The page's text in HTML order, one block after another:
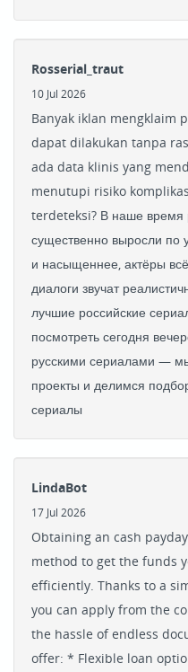
Rosserial_traut
10 Jul 2026
Banyak iklan mengklaim
dapat dilakukan tanpa
ada data klinis yang
menutupi risiko
terdeteksi? В наше время
существенно выросли по
и насыщеннее, актёры
диалоги звучат
лучшие российские
посмотреть сегодня
русскими сериалами —
проекты и делимся
сериалы
LindaBot
17 Jul 2026
Obtaining an cash
method to get the funds
efficiently. Thanks to a
you can apply from the
the hassle of endless
offer: * Flexible loan